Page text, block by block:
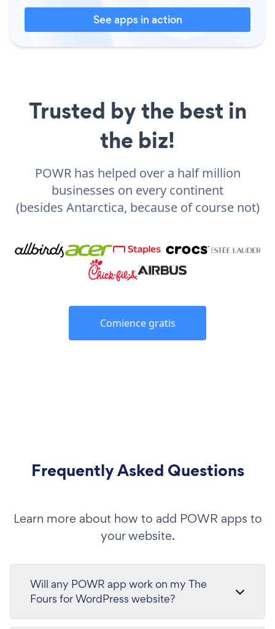
See apps in action
Trusted by the best in
the biz!
POWR has helped over a half million
businesses on every continent
(besides Antarctica, because of course not)
Comience gratis
Frequently Asked Questions
Learn more about how to add POWR apps to
your website.
Will any POWR app work on my The
Fours for WordPress website?